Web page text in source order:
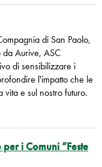
di San Paolo,
Aurive, ASC
di sensibilizzare i
l'impatto che le
e sul nostro futuro.
i Comuni “Feste